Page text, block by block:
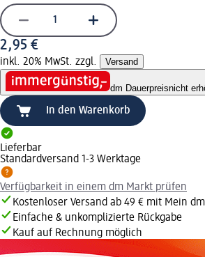
2,95 €
inkl. 20% MwSt. zzgl. Versand
dm Dauerpreisnicht
In den Warenkorb
Lieferbar
Standardversand 1-3 Werktage
Verfügbarkeit in einem dm Markt prüfen
Kostenloser Versand ab 49 € mit Mein
Einfache & unkomplizierte Rückgabe
Kauf auf Rechnung möglich